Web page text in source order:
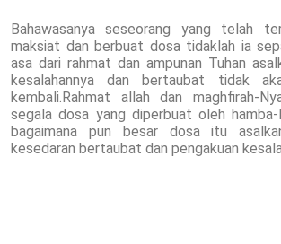
Bahawasanya seseorang yang telah
maksiat dan berbuat dosa tidaklah ia
asa dari rahmat dan ampunan Tuhan
kesalahannya dan bertaubat tidak
kembali.Rahmat allah dan maghfirah-
segala dosa yang diperbuat oleh
bagaimana pun besar dosa itu
kesedaran bertaubat dan pengakuan